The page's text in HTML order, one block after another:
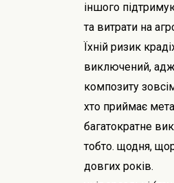
іншого
та витрати на
Їхній ризик
виключений,
композиту
хто приймає
багатократне
тобто. щодня,
довгих років.